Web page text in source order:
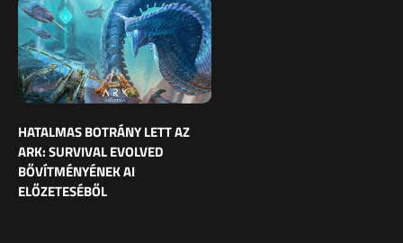
HATALMAS BOTRÁNY LETT AZ
ARK: SURVIVAL EVOLVED
BŐVÍTMÉNYÉNEK AI
ELŐZETESÉBŐL